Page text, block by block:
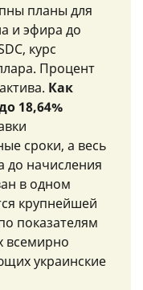
планы для
и эфира до
курс
Процент
Как
18,64%
сроки, а весь
до начисления
в одном
крупнейшей
показателям
всемирно
украинские